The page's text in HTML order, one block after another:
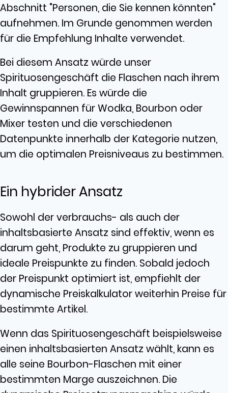
Abschnitt "Personen, die Sie kennen könnten"
aufnehmen. Im Grunde genommen werden
für die Empfehlung Inhalte verwendet.
Bei diesem Ansatz würde unser
Spirituosengeschäft die Flaschen nach ihrem
Inhalt gruppieren. Es würde die
Gewinnspannen für Wodka, Bourbon oder
Mixer testen und die verschiedenen
Datenpunkte innerhalb der Kategorie nutzen,
um die optimalen Preisniveaus zu bestimmen.
Ein hybrider Ansatz
Sowohl der verbrauchs- als auch der
inhaltsbasierte Ansatz sind effektiv, wenn es
darum geht, Produkte zu gruppieren und
ideale Preispunkte zu finden. Sobald jedoch
der Preispunkt optimiert ist, empfiehlt der
dynamische Preiskalkulator weiterhin Preise für
bestimmte Artikel.
Wenn das Spirituosengeschäft beispielsweise
einen inhaltsbasierten Ansatz wählt, kann es
alle seine Bourbon-Flaschen mit einer
bestimmten Marge auszeichnen. Die